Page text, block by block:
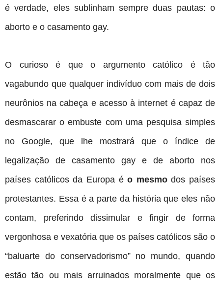
é verdade, eles sublinham sempre duas pautas: o
aborto e o casamento gay.
O curioso é que o argumento católico é tão
vagabundo que qualquer indivíduo com mais de dois
neurônios na cabeça e acesso à internet é capaz de
desmascarar o embuste com uma pesquisa simples
no Google, que lhe mostrará que o índice de
legalização de casamento gay e de aborto nos
países católicos da Europa éo mesmodos países
protestantes. Essa é a parte da história que eles não
contam, preferindo dissimular e fingir de forma
vergonhosa e vexatória que os países católicos são o
“baluarte do conservadorismo” no mundo, quando
estão tão ou mais arruinados moralmente que os